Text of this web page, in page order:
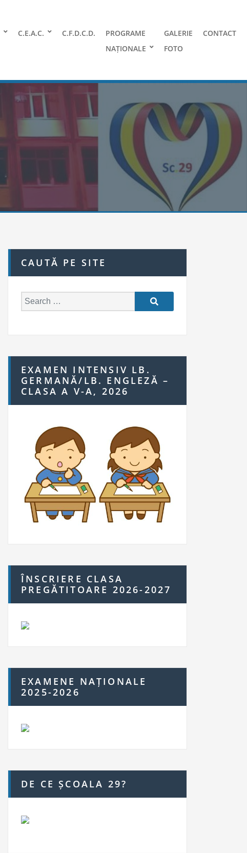
C.E.A.C. C.F.D.C.D.
PROGRAME
NAȚIONALE
GALERIE
FOTO
CONTACT
CAUTĂ PE SITE
e
h
f
o
r:
EXAMEN INTENSIV LB.
GERMANĂ/LB. ENGLEZĂ –
CLASA A V-A, 2026
ÎNSCRIERE CLASA
PREGĂTITOARE 2026-2027
EXAMENE NAȚIONALE
2025-2026
DE CE ȘCOALA 29?